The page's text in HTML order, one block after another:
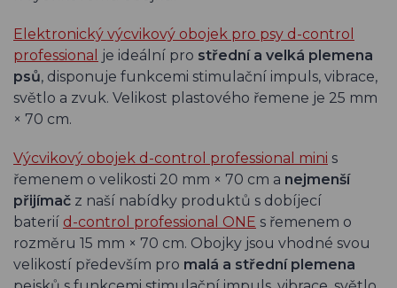
Elektronický výcvikový obojek pro psy d-control
professional
je ideální pro střední a velká plemena
psů, disponuje funkcemi stimulační impuls, vibrace,
světlo a zvuk. Velikost plastového řemene je 25 mm
× 70 cm.
Výcvikový obojek d-control professional mini s
řemenem o velikosti 20 mm × 70 cm a nejmenší
přijímač z naší nabídky produktů s dobíjecí
baterií d-control professional ONE s řemenem o
rozměru 15 mm × 70 cm. Obojky jsou vhodné svou
velikostí především pro malá a střední plemena